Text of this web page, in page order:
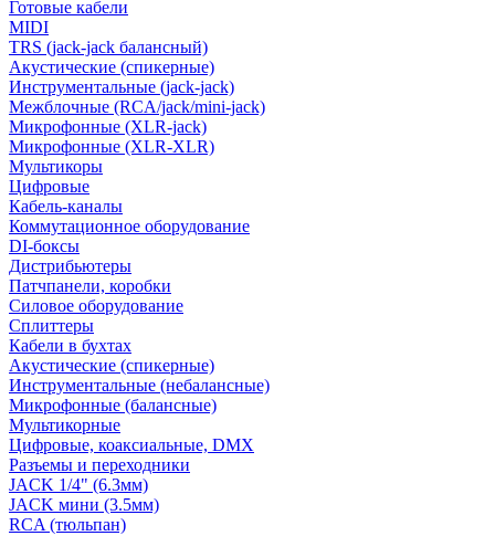
Готовые кабели
MIDI
TRS (jack-jack балансный)
Акустические (спикерные)
Инструментальные (jack-jack)
Межблочные (RCA/jack/mini-jack)
Микрофонные (XLR-jack)
Микрофонные (XLR-XLR)
Мультикоры
Цифровые
Кабель-каналы
Коммутационное оборудование
DI-боксы
Дистрибьютеры
Патчпанели, коробки
Силовое оборудование
Сплиттеры
Кабели в бухтах
Акустические (спикерные)
Инструментальные (небалансные)
Микрофонные (балансные)
Мультикорные
Цифровые, коаксиальные, DMX
Разъемы и переходники
JACK 1/4" (6.3мм)
JACK мини (3.5мм)
RCA (тюльпан)